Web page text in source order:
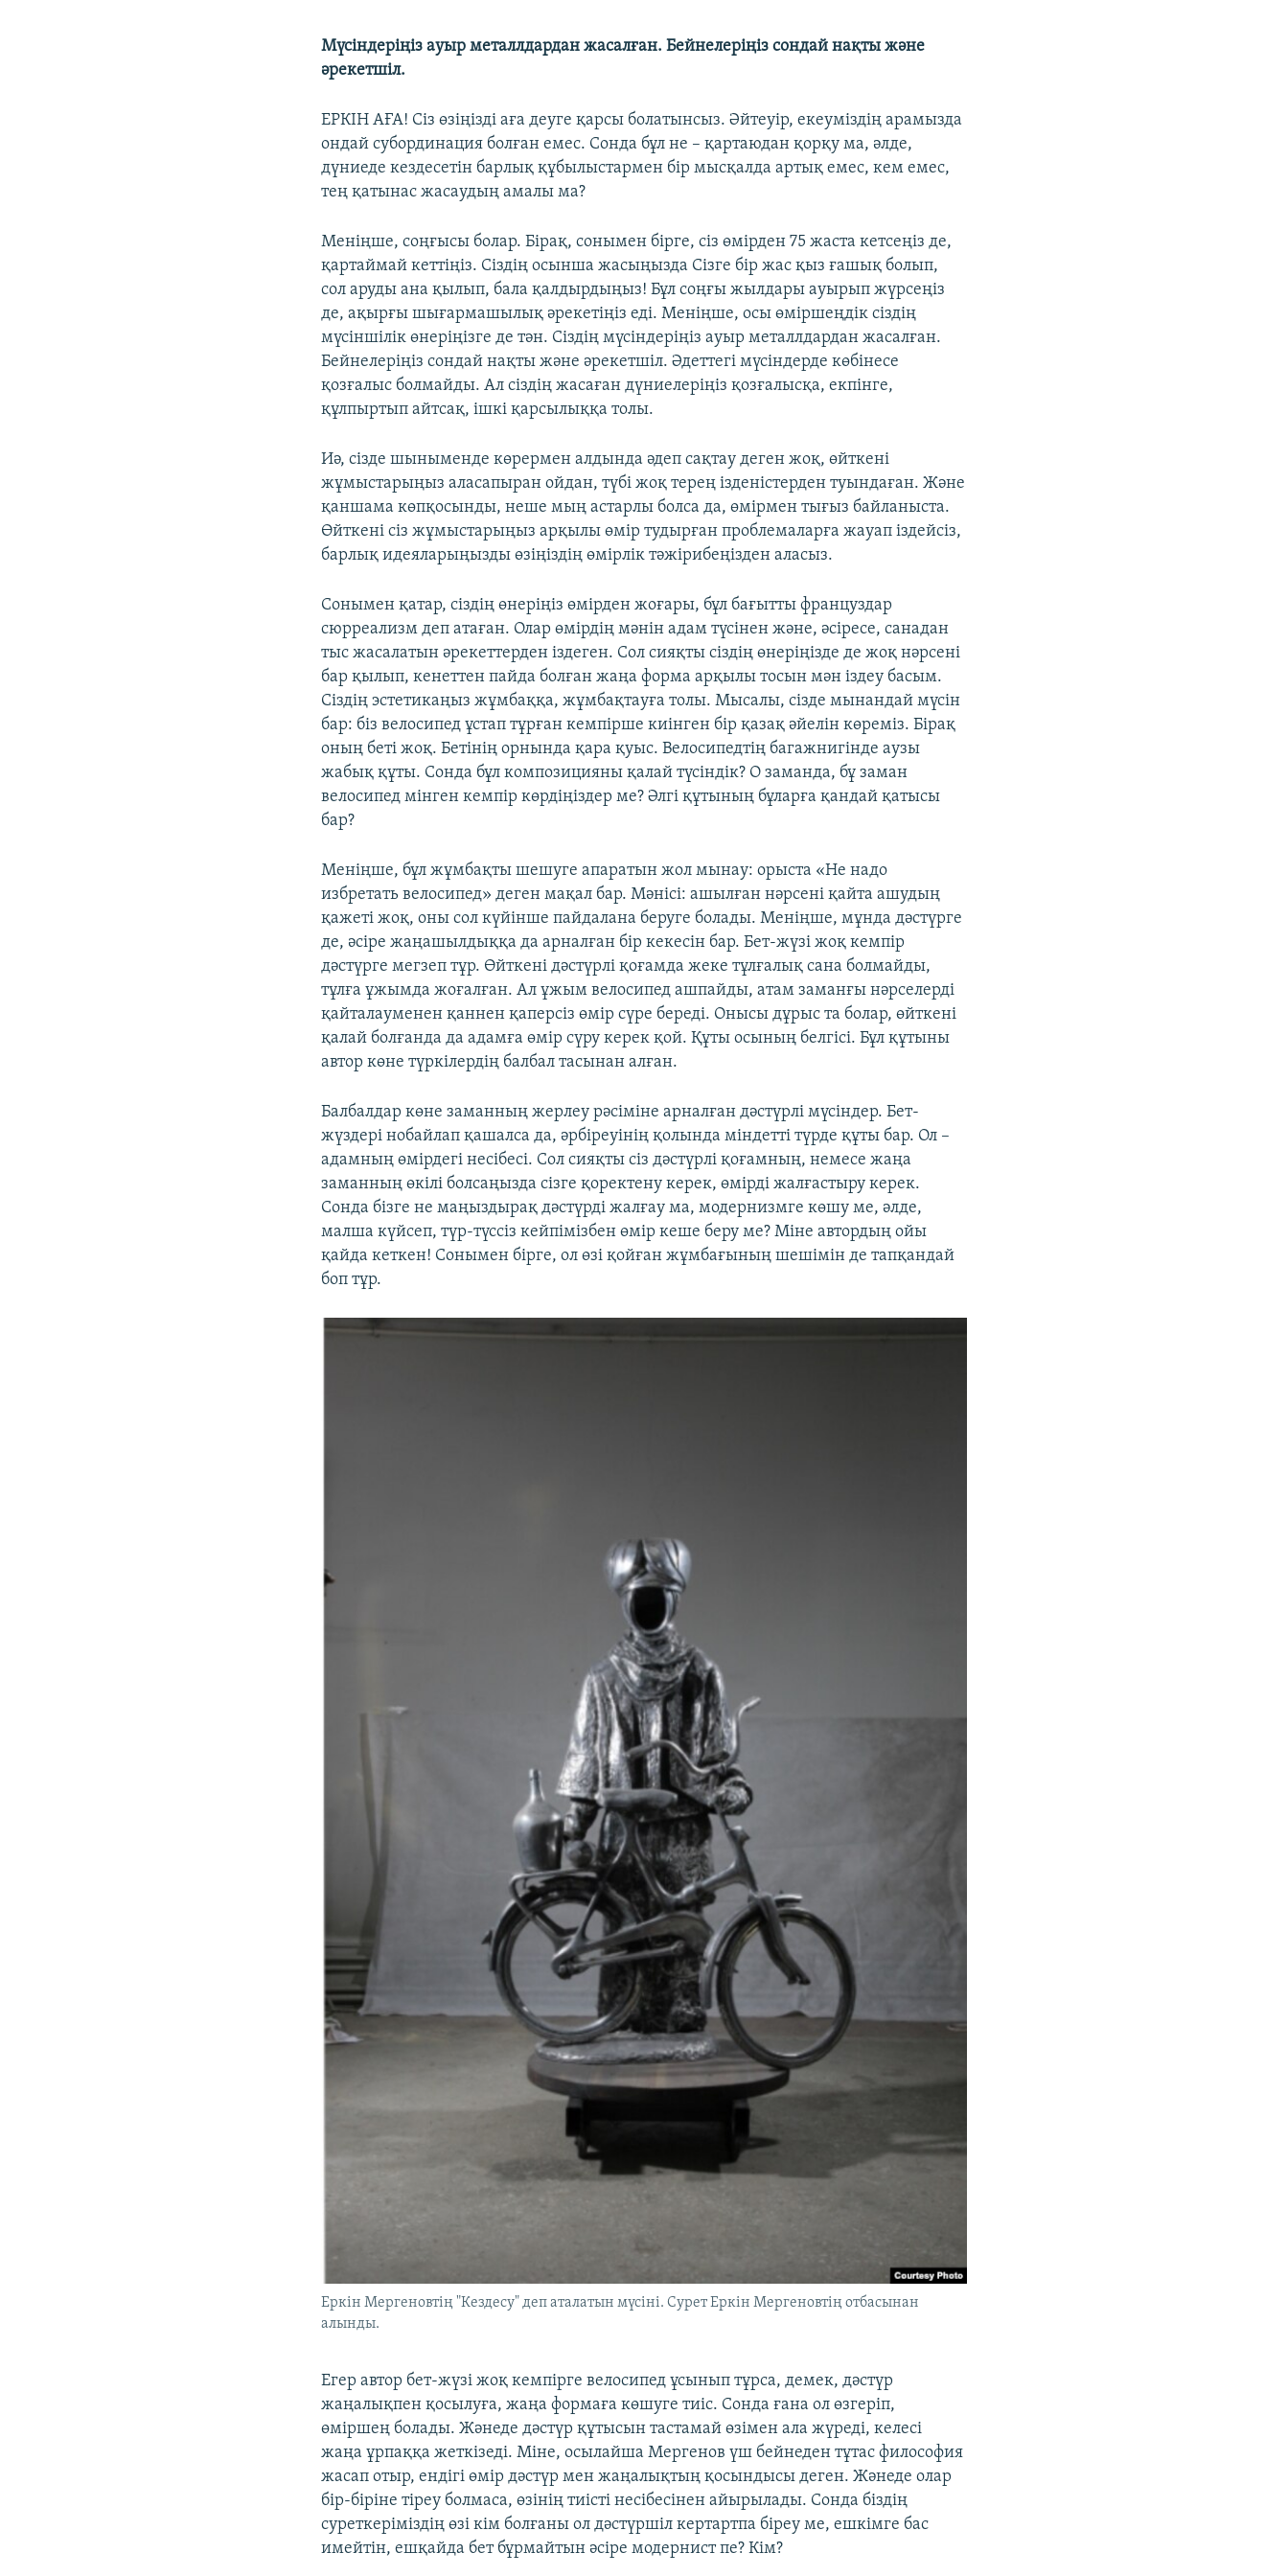
Мүсіндеріңіз ауыр металлдардан жасалған. Бейнелеріңіз сондай нақты және
әрекетшіл.
ЕРКІН АҒА! Сіз өзіңізді аға деуге қарсы болатынсыз. Әйтеуір, екеуміздің арамызда
ондай субординация болған емес. Сонда бұл не – қартаюдан қорқу ма, әлде,
дүниеде кездесетін барлық құбылыстармен бір мысқалда артық емес, кем емес,
тең қатынас жасаудың амалы ма?
Меніңше, соңғысы болар. Бірақ, сонымен бірге, сіз өмірден 75 жаста кетсеңіз де,
қартаймай кеттіңіз. Сіздің осынша жасыңызда Сізге бір жас қыз ғашық болып,
сол аруды ана қылып, бала қалдырдыңыз! Бұл соңғы жылдары ауырып жүрсеңіз
де, ақырғы шығармашылық әрекетіңіз еді. Меніңше, осы өміршеңдік сіздің
мүсіншілік өнеріңізге де тән. Сіздің мүсіндеріңіз ауыр металлдардан жасалған.
Бейнелеріңіз сондай нақты және әрекетшіл. Әдеттегі мүсіндерде көбінесе
қозғалыс болмайды. Ал сіздің жасаған дүниелеріңіз қозғалысқа, екпінге,
құлпыртып айтсақ, ішкі қарсылыққа толы.
Иә, сізде шыныменде көрермен алдында әдеп сақтау деген жоқ, өйткені
жұмыстарыңыз аласапыран ойдан, түбі жоқ терең ізденістерден туындаған. Және
қаншама көпқосынды, неше мың астарлы болса да, өмірмен тығыз байланыста.
Өйткені сіз жұмыстарыңыз арқылы өмір тудырған проблемаларға жауап іздейсіз,
барлық идеяларыңызды өзіңіздің өмірлік тәжірибеңізден аласыз.
Сонымен қатар, сіздің өнеріңіз өмірден жоғары, бұл бағытты француздар
сюрреализм деп атаған. Олар өмірдің мәнін адам түсінен және, әсіресе, санадан
тыс жасалатын әрекеттерден іздеген. Сол сияқты сіздің өнеріңізде де жоқ нәрсені
бар қылып, кенеттен пайда болған жаңа форма арқылы тосын мән іздеу басым.
Сіздің эстетикаңыз жұмбаққа, жұмбақтауға толы. Мысалы, сізде мынандай мүсін
бар: біз велосипед ұстап тұрған кемпірше киінген бір қазақ әйелін көреміз. Бірақ
оның беті жоқ. Бетінің орнында қара қуыс. Велосипедтің багажнигінде аузы
жабық құты. Сонда бұл композицияны қалай түсіндік? О заманда, бұ заман
велосипед мінген кемпір көрдіңіздер ме? Әлгі құтының бұларға қандай қатысы
бар?
Меніңше, бұл жұмбақты шешуге апаратын жол мынау: орыста «Не надо
избретать велосипед» деген мақал бар. Мәнісі: ашылған нәрсені қайта ашудың
қажеті жоқ, оны сол күйінше пайдалана беруге болады. Меніңше, мұнда дәстүрге
де, әсіре жаңашылдыққа да арналған бір кекесін бар. Бет-жүзі жоқ кемпір
дәстүрге мегзеп тұр. Өйткені дәстүрлі қоғамда жеке тұлғалық сана болмайды,
тұлға ұжымда жоғалған. Ал ұжым велосипед ашпайды, атам заманғы нәрселерді
қайталауменен қаннен қаперсіз өмір сүре береді. Онысы дұрыс та болар, өйткені
қалай болғанда да адамға өмір сүру керек қой. Құты осының белгісі. Бұл құтыны
автор көне түркілердің балбал тасынан алған.
Балбалдар көне заманның жерлеу рәсіміне арналған дәстүрлі мүсіндер. Бет-
жүздері нобайлап қашалса да, әрбіреуінің қолында міндетті түрде құты бар. Ол –
адамның өмірдегі несібесі. Сол сияқты сіз дәстүрлі қоғамның, немесе жаңа
заманның өкілі болсаңызда сізге қоректену керек, өмірді жалғастыру керек.
Сонда бізге не маңыздырақ дәстүрді жалғау ма, модернизмге көшу ме, әлде,
малша күйсеп, түр-түссіз кейпімізбен өмір кеше беру ме? Міне автордың ойы
қайда кеткен! Сонымен бірге, ол өзі қойған жұмбағының шешімін де тапқандай
боп тұр.
Еркін Мергеновтің "Кездесу" деп аталатын мүсіні. Сурет Еркін Мергеновтің отбасынан
алынды.
Егер автор бет-жүзі жоқ кемпірге велосипед ұсынып тұрса, демек, дәстүр
жаңалықпен қосылуға, жаңа формаға көшуге тиіс. Сонда ғана ол өзгеріп,
өміршең болады. Жәнеде дәстүр құтысын тастамай өзімен ала жүреді, келесі
жаңа ұрпаққа жеткізеді. Міне, осылайша Мергенов үш бейнеден тұтас философия
жасап отыр, ендігі өмір дәстүр мен жаңалықтың қосындысы деген. Жәнеде олар
бір-біріне тіреу болмаса, өзінің тиісті несібесінен айырылады. Сонда біздің
суреткеріміздің өзі кім болғаны ол дәстүршіл кертартпа біреу ме, ешкімге бас
имейтін, ешқайда бет бұрмайтын әсіре модернист пе? Кім?